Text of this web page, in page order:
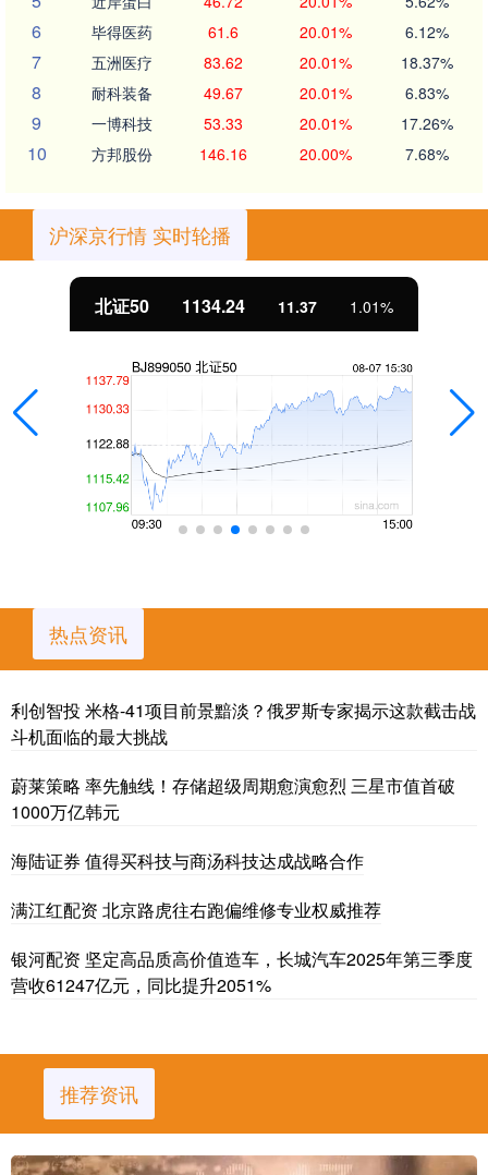
6 毕得医药 61.6 20.01% 6.12%
7 五洲医疗 83.62 20.01% 18.37%
8 耐科装备 49.67 20.01% 6.83%
9 一博科技 53.33 20.01% 17.26%
10 方邦股份 146.16 20.00% 7.68%
沪深京行情 实时轮播
北证50 1134.24 11.37 1.01%
热点资讯
利创智投 米格-41项目前景黯淡？俄罗斯专家揭示这款截击战
斗机面临的最大挑战
蔚莱策略 率先触线！存储超级周期愈演愈烈 三星市值首破
1000万亿韩元
海陆证券 值得买科技与商汤科技达成战略合作
满江红配资 北京路虎往右跑偏维修专业权威推荐
银河配资 坚定高品质高价值造车，长城汽车2025年第三季度
营收61247亿元，同比提升2051%
推荐资讯